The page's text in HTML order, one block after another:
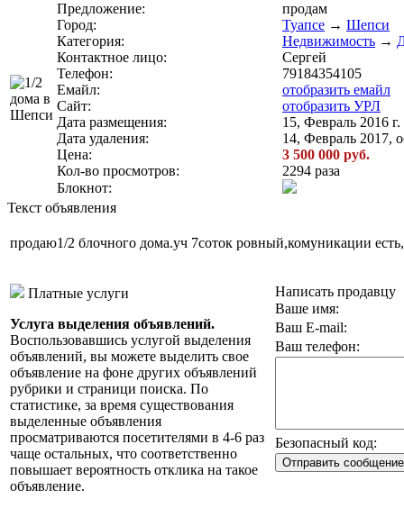
Предложение:
продам
Город:
Туапсе → Шепси
Категория:
Недвижимость →
Контактное лицо:
Сергей
Телефон:
79184354105
Емайл:
отобразить емайл
Сайт:
отобразить УРЛ
Дата размещения:
15, Февраль 2016
Дата удаления:
14, Февраль 2017,
Цена:
3 500 000 руб.
Кол-во просмотров:
2294 раза
Блокнот:
Текст объявления
продаю1/2 блочного дома.уч 7соток ровный,комуникации
Платные услуги
Услуга выделения объявлений.
Воспользовавшись услугой выделения
объявлений, вы можете выделить свое
объявление на фоне других объявлений
рубрики и страници поиска. По
статистике, за время существования
выделенные объявления
просматриваются посетителями в 4-6 раз
чаще остальных, что соответственно
повышает вероятность отклика на такое
объявление.
Написать продавцу
Ваше имя:
Ваш E-mail:
Ваш телефон:
Безопасный код: